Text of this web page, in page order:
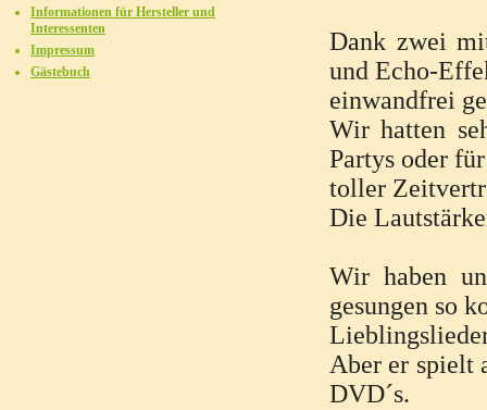
Dank zwei
und Echo-
einwandfrei
Wir hatten
Partys oder
toller
Die
Wir haben
gesungen so
Aber er spielt
DVD´s.
Informationen für Hersteller und
Interessenten
Impressum
Gästebuch